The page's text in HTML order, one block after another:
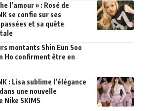
l’amour » : Rosé de
se confie sur ses
et sa quête
montants Shin Eun Soo
Ho confirment être en
: Lisa sublime l’élégance
une nouvelle
Nike SKIMS